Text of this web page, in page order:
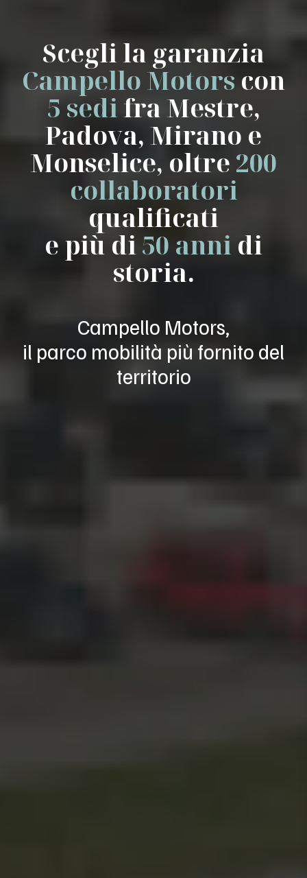
Scegli la garanzia
Campello Motors con
5 sedifra Mestre,
Padova, Mirano e
Monselice, oltre 200
collaboratori
qualificati
e più di50 anni di
storia.
Campello Motors,
il parco mobilità più fornito del
territorio